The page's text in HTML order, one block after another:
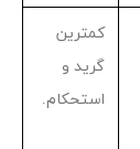
کمترین
گرید و
استحکام.